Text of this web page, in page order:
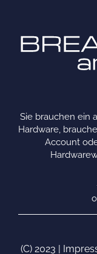
Sie brauchen ein
Hardware,
Account
(C) 2023 |